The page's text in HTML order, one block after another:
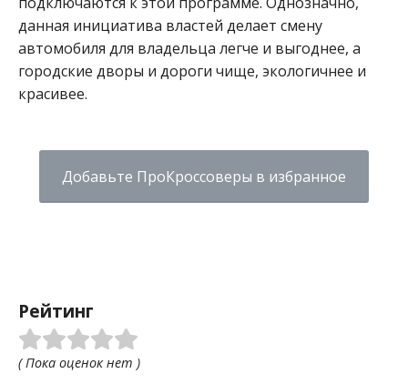
данная инициатива властей делает смену
автомобиля для владельца легче и выгоднее, а
городские дворы и дороги чище, экологичнее и
красивее.
Добавьте ПроКроссоверы в избранное
Рейтинг
( Пока оценок нет )